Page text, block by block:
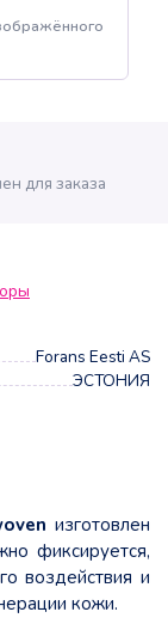
Forans Eesti AS
ЭСТОНИЯ
изготовлен
фиксируется,
воздействия и
кожи.
для заказа